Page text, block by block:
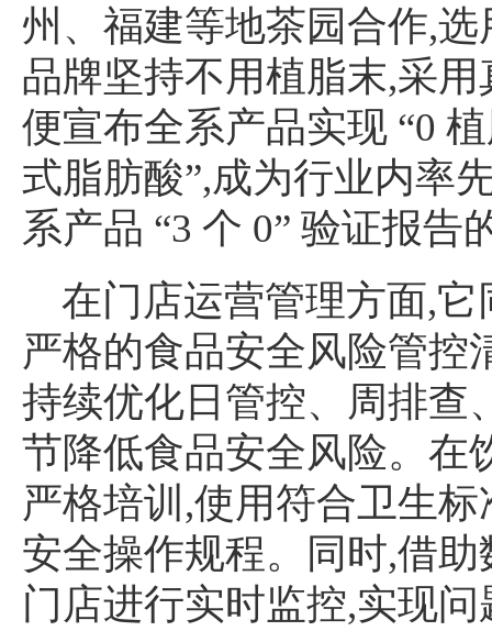
州、福建等地茶园合作,
品牌坚持不用植脂末,采
便宣布全系产品实现 “0
式脂肪酸”,成为行业内率
系产品 “3 个 0” 验证报告
在门店运营管理方面,
严格的食品安全风险管控
持续优化日管控、周排查
节降低食品安全风险。在
严格培训,使用符合卫生
安全操作规程。同时,借
门店进行实时监控,实现